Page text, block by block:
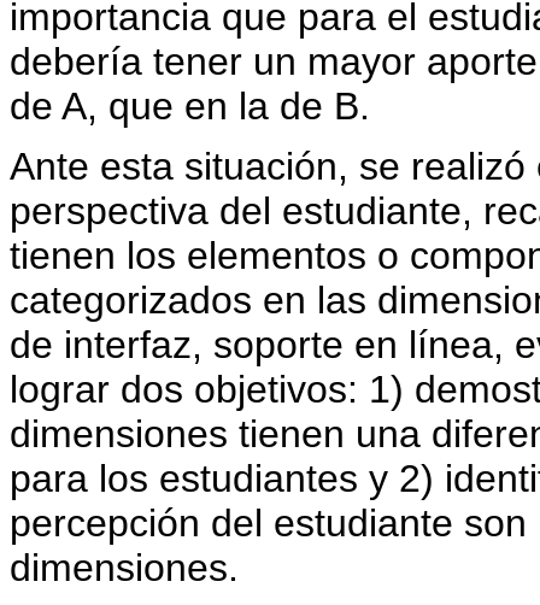
importancia que para el
debería tener un mayor
de A, que en la de B.
Ante esta situación, se
perspectiva del estudiante,
tienen los elementos o
categorizados en las
de interfaz, soporte en línea,
lograr dos objetivos: 1)
dimensiones tienen una
para los estudiantes y 2)
percepción del estudiante
dimensiones.